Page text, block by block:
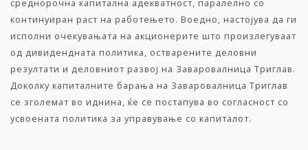
среднорочна капитална адекватност, паралелно со
континуиран раст на работењето. Воедно, настојува да ги
исполни очекувањата на акционерите што произлегуваат
од дивидендната политика, остварените деловни
резултати и деловниот развој на Заваровалница Триглав.
Доколку капиталните барања на Заваровалница Триглав
се зголемат во иднина, ќе се постапува во согласност со
усвоената политика за управување со капиталот.